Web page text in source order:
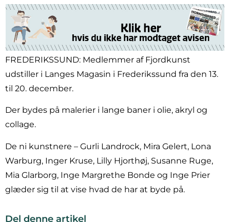
FREDERIKSSUND: Medlemmer af Fjordkunst
udstiller i Langes Magasin i Frederikssund fra den 13.
til 20. december.
Der bydes på malerier i lange baner i olie, akryl og
collage.
De ni kunstnere – Gurli Landrock, Mira Gelert, Lona
Warburg, Inger Kruse, Lilly Hjorthøj, Susanne Ruge,
Mia Glarborg, Inge Margrethe Bonde og Inge Prier
glæder sig til at vise hvad de har at byde på.
Del denne artikel